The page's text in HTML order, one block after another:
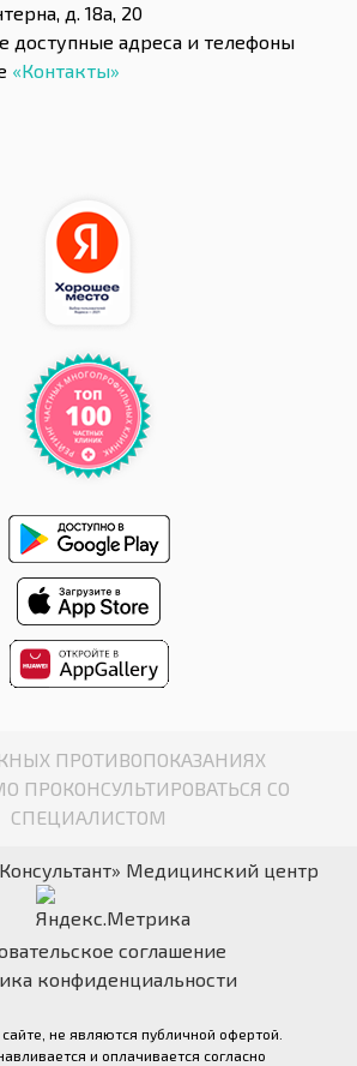
д. 18а, 20
доступные адреса и телефоны
«Контакты»
ПРОТИВОПОКАЗАНИЯХ
ПРОКОНСУЛЬТИРОВАТЬСЯ СО
СПЕЦИАЛИСТОМ
Медицинский центр
соглашение
конфиденциальности
не являются публичной офертой.
и оплачивается согласно